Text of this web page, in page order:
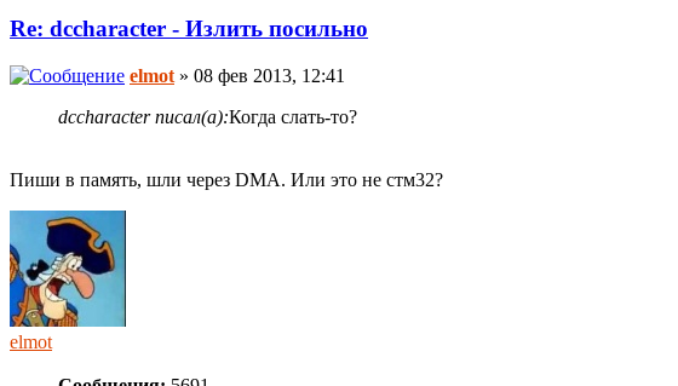
Re: dccharacter - Излить посильно
elmot » 08 фев 2013, 12:41
dccharacter писал(а):Когда слать-то?
Пиши в память, шли через DMA. Или это не стм32?
elmot